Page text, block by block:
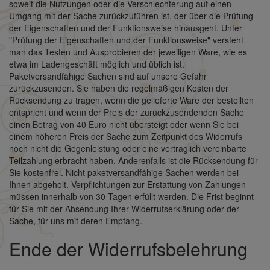
soweit die Nutzungen oder die Verschlechterung auf einen
Umgang mit der Sache zurückzuführen ist, der über die Prüfung
der Eigenschaften und der Funktionsweise hinausgeht. Unter
"Prüfung der Eigenschaften und der Funktionsweise" versteht
man das Testen und Ausprobieren der jeweiligen Ware, wie es
etwa im Ladengeschäft möglich und üblich ist.
Paketversandfähige Sachen sind auf unsere Gefahr
zurückzusenden. Sie haben die regelmäßigen Kosten der
Rücksendung zu tragen, wenn die gelieferte Ware der bestellten
entspricht und wenn der Preis der zurückzusendenden Sache
einen Betrag von 40 Euro nicht übersteigt oder wenn Sie bei
einem höheren Preis der Sache zum Zeitpunkt des Widerrufs
noch nicht die Gegenleistung oder eine vertraglich vereinbarte
Teilzahlung erbracht haben. Anderenfalls ist die Rücksendung für
Sie kostenfrei. Nicht paketversandfähige Sachen werden bei
Ihnen abgeholt. Verpflichtungen zur Erstattung von Zahlungen
müssen innerhalb von 30 Tagen erfüllt werden. Die Frist beginnt
für Sie mit der Absendung Ihrer Widerrufserklärung oder der
Sache, für uns mit deren Empfang.
Ende der Widerrufsbelehrung